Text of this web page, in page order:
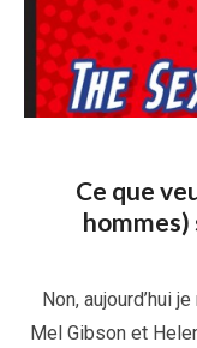
Ce que
hommes)
Non, aujourd’hui
Mel Gibson et